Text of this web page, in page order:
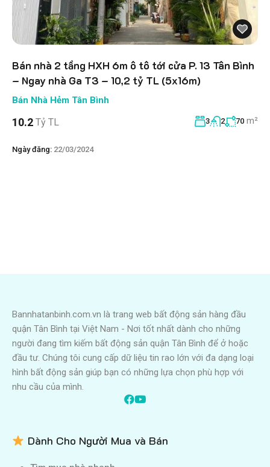
Bán nhà 2 tầng HXH 6m ô tô tới cửa P. 13 Tân Bình
– Ngay nhà Ga T3 – 10,2 tỷ TL (5x16m)
Bán Nhà Hẻm Tân Bình
10.2 Tỷ TL 3 2 70 m²
Ngày đăng: 22/03/2024
Bannhatanbinh.com.vn là trang web bất động sản hàng đầu
quận Tân Bình tại Việt Nam - Nơi tốt nhất dành cho những
người đang tìm kiếm bất động sản quận Tân Bình để ở hoặc
đầu tư. Chúng tôi cung cấp dữ liệu tin rao lớn với đa dạng loại
hình bất động sản giúp bạn có những lựa chọn phù hợp với
nhu cầu của mình.
Dành Cho Người Mua và Bán